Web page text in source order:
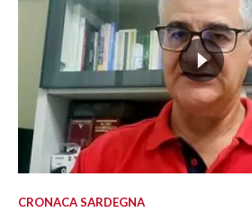
CRONACA SARDEGNA